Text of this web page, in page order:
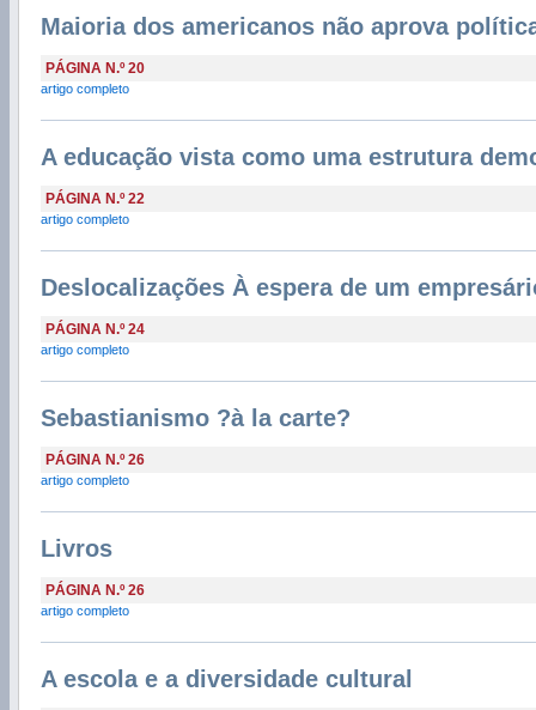
Maioria dos americanos não aprova
PÁGINA N.º 20
artigo completo
A educação vista como uma estrutura
PÁGINA N.º 22
artigo completo
Deslocalizações À espera de um
PÁGINA N.º 24
artigo completo
Sebastianismo ?à la carte?
PÁGINA N.º 26
artigo completo
Livros
PÁGINA N.º 26
artigo completo
A escola e a diversidade cultural